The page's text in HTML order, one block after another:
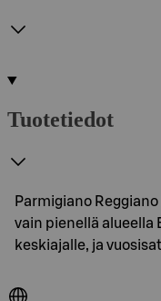
Tuotetiedot
Parmigiano
vain pienellä alueella
keskiajalle, ja